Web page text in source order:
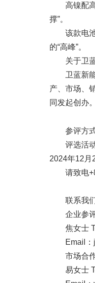
高镍配
撑”。
该款电
的“高峰”。
关于卫
卫蓝新
产、市场、
同发起创办
参评方
评选活
2024年12月
请致电
联系我
企业参
焦女士
Email
市场合
易女士